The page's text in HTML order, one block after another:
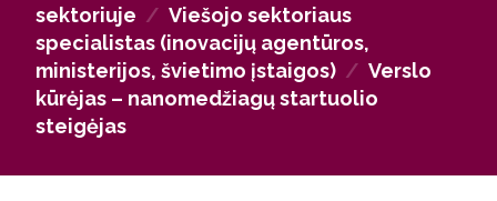
Studijose įgytos žinios pravers ir viešajame
sektoriuje – inovacijų agentūrose, ministerijose,
verslo slėniuose ar švietimo įstaigose.
sektoriuje / Viešojo sektoriaus
specialistas (inovacijų agentūros,
ministerijos, švietimo įstaigos) / Verslo
kūrėjas – nanomedžiagų startuolio
steigėjas